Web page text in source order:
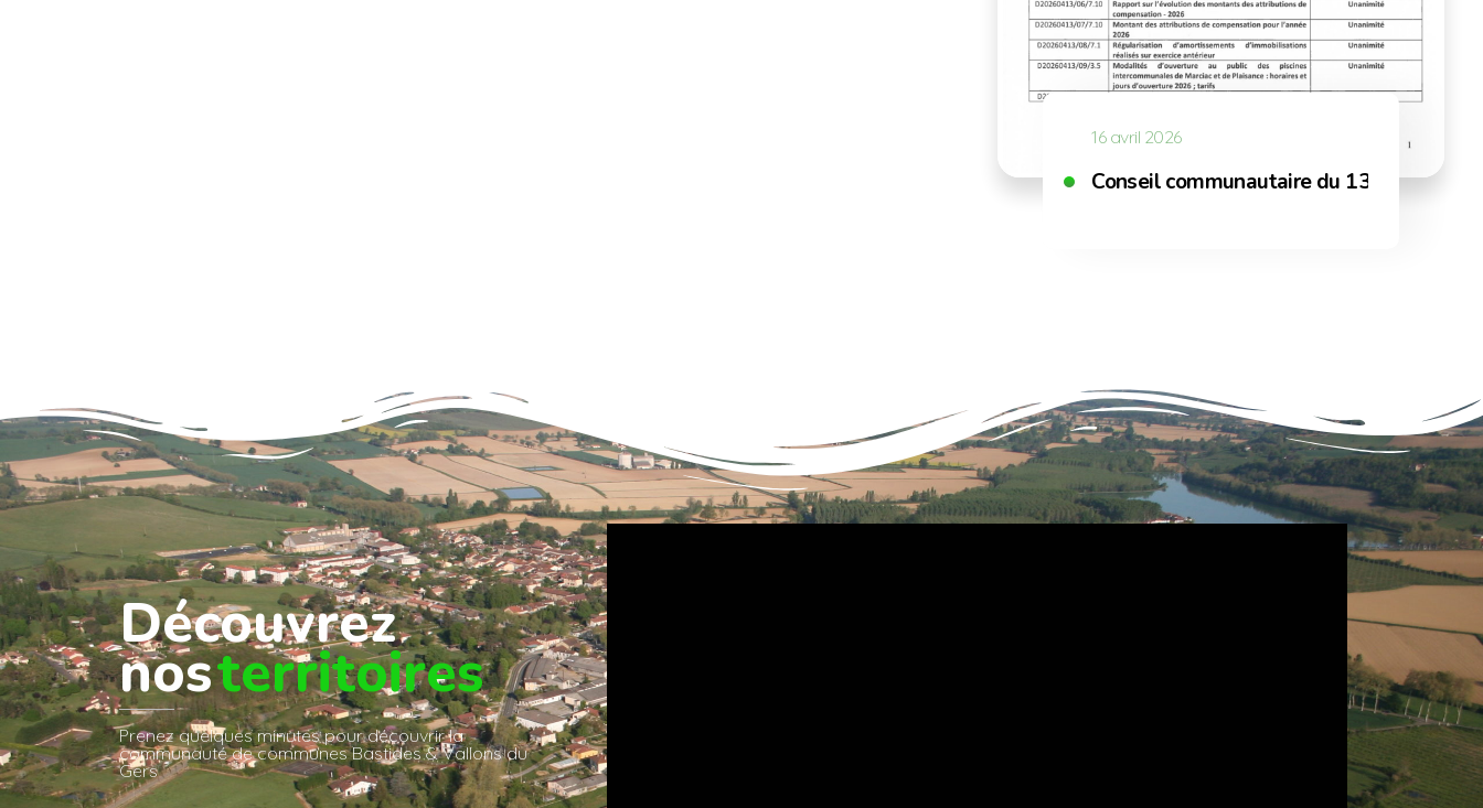
16 avril 2026
Conseil communautaire du 13 avril 2026
Découvrez
nosterritoires
Prenez quelques minutes pour découvrir la
communauté de communes Bastides & Vallons du
Gers
Lecteur
vidéo